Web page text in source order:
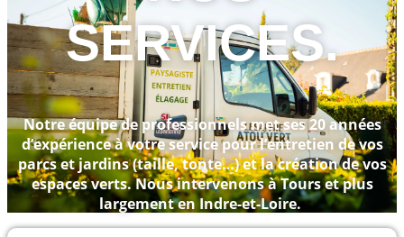
SERVICES.
Notre équipe de professionnels met ses 20 années
d’expérience à votre service pour l’entretien de vos
parcs et jardins (taille, tonte…) et la création de vos
espaces verts. Nous intervenons à Tours et plus
largement en Indre-et-Loire.